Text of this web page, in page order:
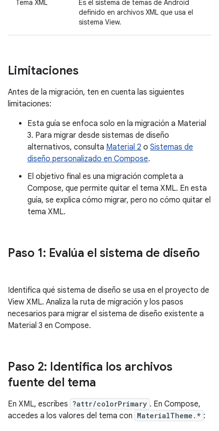
Tema XML
Es el sistema de temas de Android
definido en archivos XML que usa el
sistema View.
Limitaciones
Antes de la migración, ten en cuenta las siguientes
limitaciones:
Esta guía se enfoca solo en la migración a Material
3. Para migrar desde sistemas de diseño
alternativos, consulta Material 2 o Sistemas de
diseño personalizado en Compose.
El objetivo final es una migración completa a
Compose, que permite quitar el tema XML. En esta
guía, se explica cómo migrar, pero no cómo quitar el
tema XML.
Paso 1: Evalúa el sistema de diseño
Identifica qué sistema de diseño se usa en el proyecto de
View XML. Analiza la ruta de migración y los pasos
necesarios para migrar el sistema de diseño existente a
Material 3 en Compose.
Paso 2: Identifica los archivos
fuente del tema
En XML, escribes ?attr/colorPrimary . En Compose,
accedes a los valores del tema con MaterialTheme.* :